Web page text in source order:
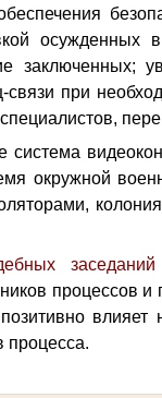
осужденных
заключенных;
при
окружной
заседаний
процессов и
процесса.